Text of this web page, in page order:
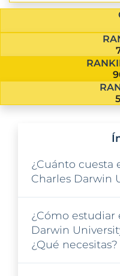
¿Cuánto cuesta
Charles Darwin
¿Cómo estudiar
Darwin
¿Qué necesitas?